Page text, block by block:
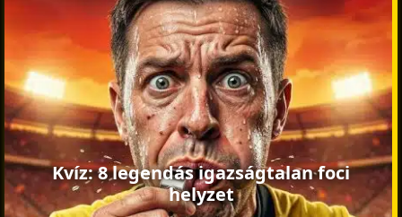
Kvíz: 8 legendás igazságtalan foci
helyzet